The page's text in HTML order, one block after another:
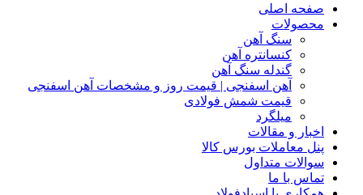
صفحه اصلی
محصولات
سنگ آهن
کنسانتره آهن
گندله سنگ آهن
آهن اسفنجی | قیمت روز و مشخصات آهن اسفنجی
قیمت شمش فولادی
میلگرد
اخبار و مقالات
پنل معاملات بورس کالا
سوالات متداول
تماس با ما